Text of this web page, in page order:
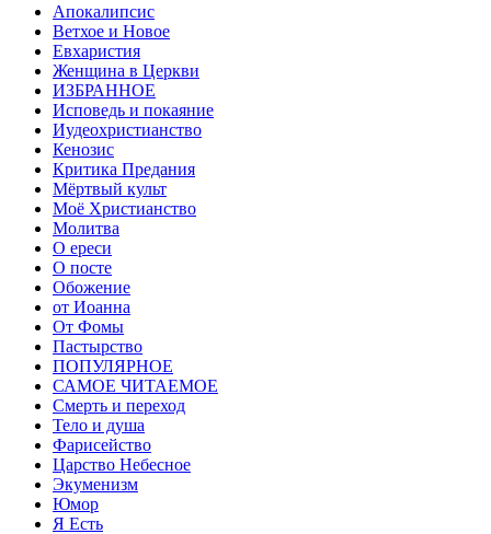
Апокалипсис
Ветхое и Новое
Евхаристия
Женщина в Церкви
ИЗБРАННОЕ
Исповедь и покаяние
Иудеохристианство
Кенозис
Критика Предания
Мёртвый культ
Моё Христианство
Молитва
О ереси
О посте
Обожение
от Иоанна
От Фомы
Пастырство
ПОПУЛЯРНОЕ
САМОЕ ЧИТАЕМОЕ
Смерть и переход
Тело и душа
Фарисейство
Царство Небесное
Экуменизм
Юмор
Я Есть